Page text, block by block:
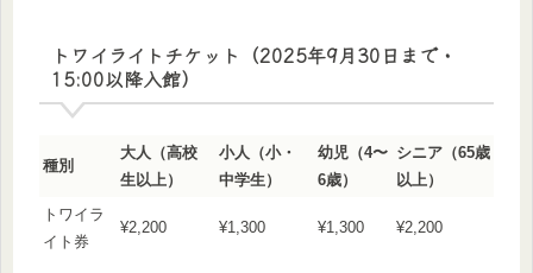
トワイライトチケット（2025年9月30日まで・
15:00以降入館）
種別
大人（高校
生以上）
小人（小・
中学生）
幼児（4〜
6歳）
シニア（65歳
以上）
トワイラ
イト券
¥2,200 ¥1,300 ¥1,300 ¥2,200